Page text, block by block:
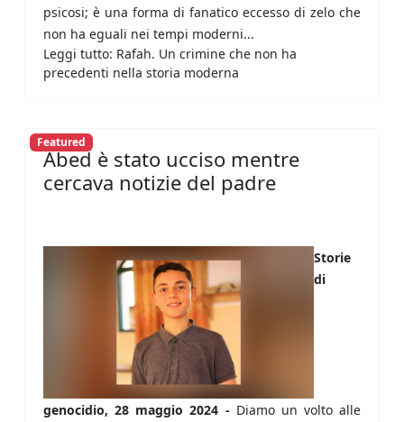
psicosi; è una forma di fanatico eccesso di zelo che
non ha eguali nei tempi moderni...
Leggi tutto: Rafah. Un crimine che non ha
precedenti nella storia moderna
Featured
Abed è stato ucciso mentre
cercava notizie del padre
Storie
di
genocidio, 28 maggio 2024 - Diamo un volto alle